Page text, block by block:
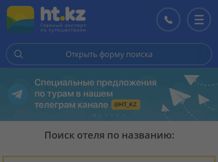
Контакты
Открыть форму поиска
Поиск отеля по названию: